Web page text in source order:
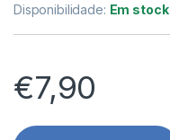
Disponibilidade: Em stock
€7,90